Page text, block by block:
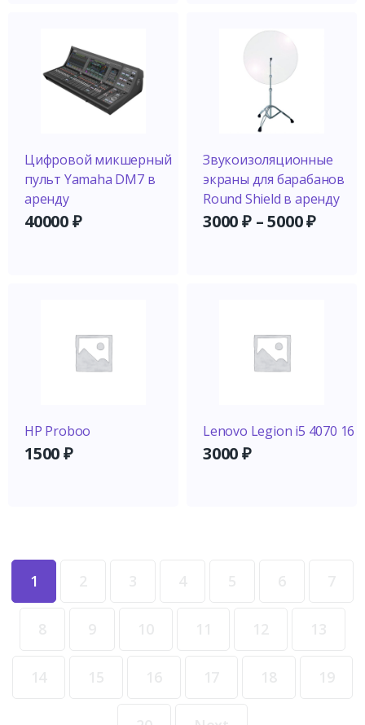
1
Цифровой микшерный
пульт Yamaha DM7 в
аренду
40000₽
Звукоизоляционные
экраны для барабанов
Round Shield в аренду
3000₽–5000₽
HP Proboo
1500₽
Lenovo Legion i5 4070 16
3000₽